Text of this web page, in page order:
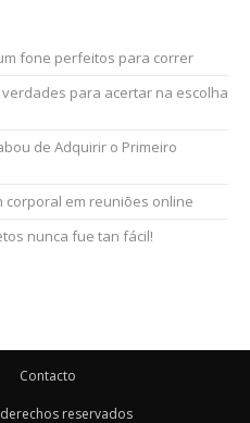
fone perfeitos para correr
para acertar na escolha
de Adquirir o Primeiro
corporal em reuniões online
nunca fue tan fácil!
Contacto
reservados